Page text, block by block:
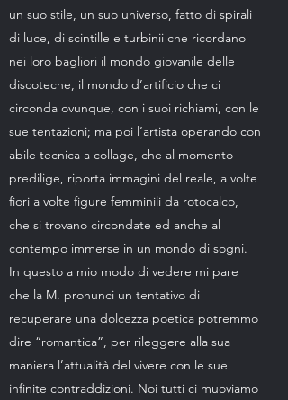
un suo stile, un suo universo, fatto di spirali
di luce, di scintille e turbinii che ricordano
nei loro bagliori il mondo giovanile delle
discoteche, il mondo d’artificio che ci
circonda ovunque, con i suoi richiami, con le
sue tentazioni; ma poi l’artista operando con
abile tecnica a collage, che al momento
predilige, riporta immagini del reale, a volte
fiori a volte figure femminili da rotocalco,
che si trovano circondate ed anche al
contempo immerse in un mondo di sogni.
In questo a mio modo di vedere mi pare
che la M. pronunci un tentativo di
recuperare una dolcezza poetica potremmo
dire “romantica”, per rileggere alla sua
maniera l’attualità del vivere con le sue
infinite contraddizioni. Noi tutti ci muoviamo